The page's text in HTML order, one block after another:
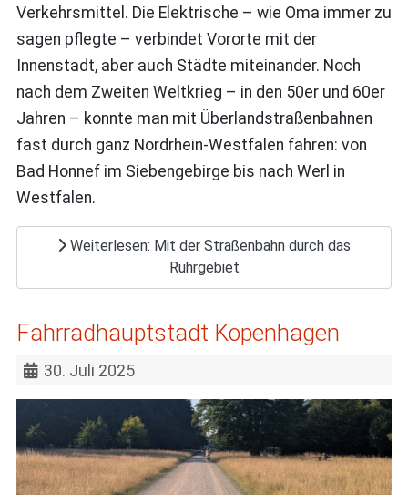
Verkehrsmittel. Die Elektrische – wie Oma immer zu
sagen pflegte – verbindet Vororte mit der
Innenstadt, aber auch Städte miteinander. Noch
nach dem Zweiten Weltkrieg – in den 50er und 60er
Jahren – konnte man mit Überlandstraßenbahnen
fast durch ganz Nordrhein-Westfalen fahren: von
Bad Honnef im Siebengebirge bis nach Werl in
Westfalen.
Weiterlesen: Mit der Straßenbahn durch das
Ruhrgebiet
Fahrradhauptstadt Kopenhagen
30. Juli 2025